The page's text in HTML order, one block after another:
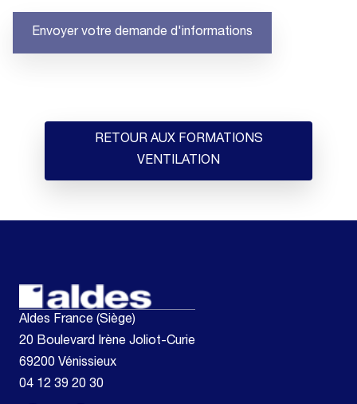
Envoyer votre demande d'informations
RETOUR AUX FORMATIONS
VENTILATION
Aldes France (Siège)
20 Boulevard Irène Joliot-Curie
69200 Vénissieux
04 12 39 20 30